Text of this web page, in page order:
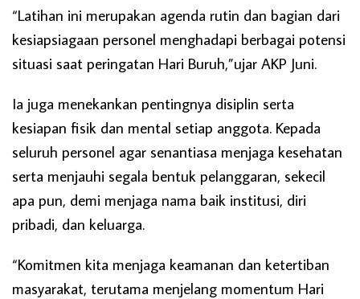
“Latihan ini merupakan agenda rutin dan bagian dari
kesiapsiagaan personel menghadapi berbagai potensi
situasi saat peringatan Hari Buruh,”ujar AKP Juni.
Ia juga menekankan pentingnya disiplin serta
kesiapan fisik dan mental setiap anggota. Kepada
seluruh personel agar senantiasa menjaga kesehatan
serta menjauhi segala bentuk pelanggaran, sekecil
apa pun, demi menjaga nama baik institusi, diri
pribadi, dan keluarga.
“Komitmen kita menjaga keamanan dan ketertiban
masyarakat, terutama menjelang momentum Hari